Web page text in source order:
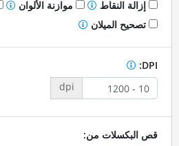
إزالة النقاط
موازنة الألوان
تصحيح الميلان
DPI:
dpi
قص البكسلات من: